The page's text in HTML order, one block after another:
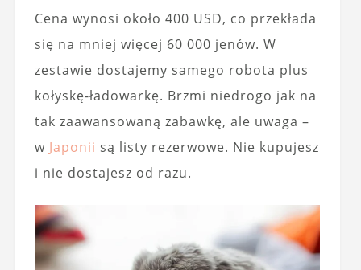
Cena wynosi około 400 USD, co przekłada
się na mniej więcej 60 000 jenów. W
zestawie dostajemy samego robota plus
kołyskę-ładowarkę. Brzmi niedrogo jak na
tak zaawansowaną zabawkę, ale uwaga –
w Japonii są listy rezerwowe. Nie kupujesz
i nie dostajesz od razu.